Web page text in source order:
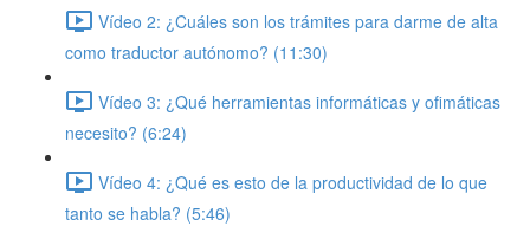
Vídeo 2: ¿Cuáles son los trámites para darme de alta
como traductor autónomo? (11:30)
Vídeo 3: ¿Qué herramientas informáticas y ofimáticas
necesito? (6:24)
Vídeo 4: ¿Qué es esto de la productividad de lo que
tanto se habla? (5:46)